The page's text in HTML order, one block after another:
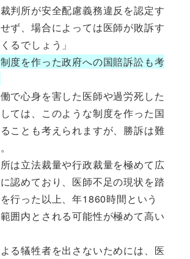
判所が安全配慮義務違反を認定す
ず、場合によっては医師が敗訴す
るでしょう」
度を作った政府への国賠訴訟も考
で心身を害した医師や過労死した
ては、このような制度を作った国
ことも考えられますが、勝訴は難
は立法裁量や行政裁量を極めて広
認めており、医師不足の現状を踏
行った以上、年1860時間という
囲内とされる可能性が極めて高い
る犠牲者を出さないためには、医